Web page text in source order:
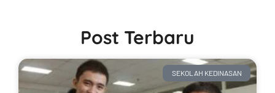
Post Terbaru
SEKOLAH KEDINASAN